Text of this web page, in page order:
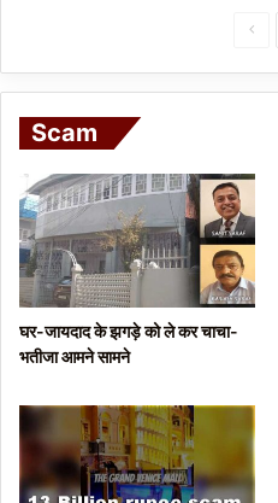
e
u
p
e
Scam
घर-जायदाद के झगड़े को ले कर चाचा-
भतीजा आमने सामने